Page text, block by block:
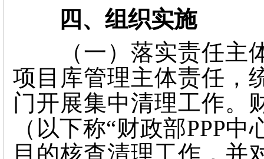
四、组织实施
（一）落实责任主体
项目库管理主体责任，
门开展集中清理工作。
（以下称“财政部PPP
目的核查清理工作，并